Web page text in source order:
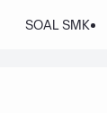
SOAL SMK